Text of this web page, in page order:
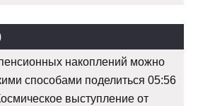
накоплений можно
способами поделиться 05:56
выступление от